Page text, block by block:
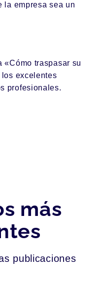
la empresa sea un
«Cómo traspasar su
excelentes
profesionales.
más
publicaciones